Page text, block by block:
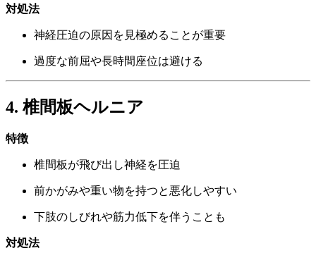
対処法
神経圧迫の原因を見極めることが重要
過度な前屈や長時間座位は避ける
4. 椎間板ヘルニア
特徴
椎間板が飛び出し神経を圧迫
前かがみや重い物を持つと悪化しやすい
下肢のしびれや筋力低下を伴うことも
対処法